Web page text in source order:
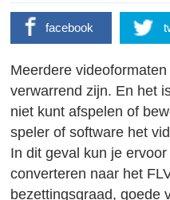
facebook
Meerdere
verwarrend zijn. En het
niet kunt afspelen of
speler of software het
In dit geval kun je
converteren naar het
bezettingsgraad, goede